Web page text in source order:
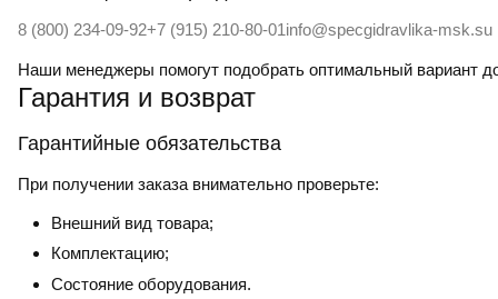
8 (800) 234-09-92+7 (915) 210-80-01info@specgidravlika-msk.su
Наши менеджеры помогут подобрать оптимальный вариант
Гарантия и возврат
Гарантийные обязательства
При получении заказа внимательно проверьте:
Внешний вид товара;
Комплектацию;
Состояние оборудования.